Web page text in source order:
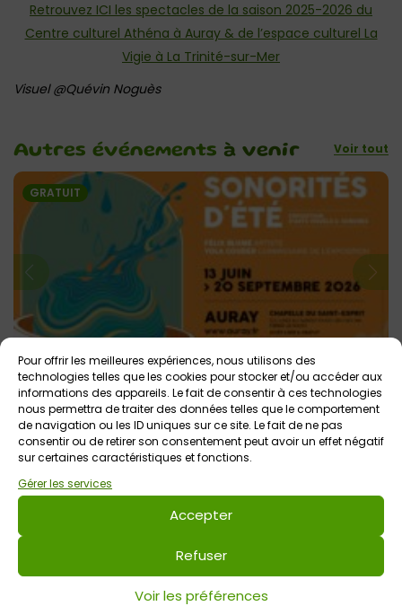
Pour offrir les meilleures expériences, nous utilisons des
technologies telles que les cookies pour stocker et/ou accéder aux
informations des appareils. Le fait de consentir à ces technologies
nous permettra de traiter des données telles que le comportement
de navigation ou les ID uniques sur ce site. Le fait de ne pas
consentir ou de retirer son consentement peut avoir un effet négatif
sur certaines caractéristiques et fonctions.
Gérer les services
Accepter
Refuser
Voir les préférences
Retrouvez ICI les spectacles de la saison 2025-2026 du
Centre culturel Athéna à Auray & de l’espace culturel La
Vigie à La Trinité-sur-Mer
Visuel @Quévin Noguès
Autres événements à venir Voir tout
13 juin 2026 > 20 septembre 2026
Exposition Sonorités d’été
Chapelle du Saint-Esprit Tout public
GRATUIT
Votre avis sur
Atelier Kamishibaï